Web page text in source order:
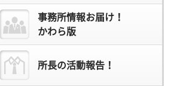
事務所情報お届け！
かわら版
所長の活動報告！